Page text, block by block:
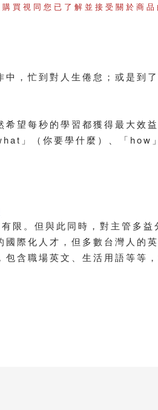
購買視同您已了解並接受關於商
，忙到對人生倦怠；或是到
望每秒的學習都獲得最大效
」（你要學什麼）、「how
限。但與此同時，對主管多
際化人才，但多數台灣人的英
含職場英文、生活用語等等